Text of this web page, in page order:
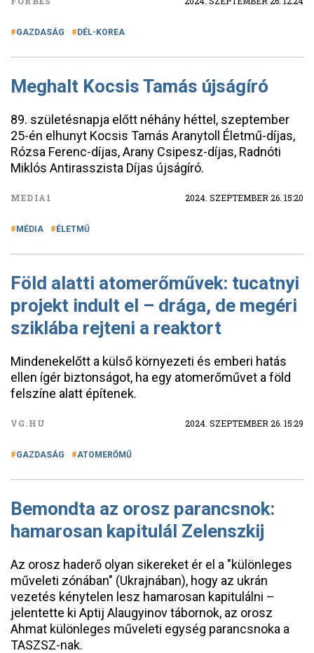
GAZDASÁG DÉL-KOREA
Meghalt Kocsis Tamás újságíró
89. születésnapja előtt néhány héttel, szeptember
25-én elhunyt Kocsis Tamás Aranytoll Életmű-díjas,
Rózsa Ferenc-díjas, Arany Csipesz-díjas, Radnóti
Miklós Antirasszista Díjas újságíró.
MEDIA1 2024. SZEPTEMBER 26. 15:20
MÉDIA ÉLETMŰ
Föld alatti atomerőművek: tucatnyi
projekt indult el – drága, de megéri
sziklába rejteni a reaktort
Mindenekelőtt a külső környezeti és emberi hatás
ellen ígér biztonságot, ha egy atomerőművet a föld
felszíne alatt építenek.
VG.HU 2024. SZEPTEMBER 26. 15:29
GAZDASÁG ATOMERŐMŰ
Bemondta az orosz parancsnok:
hamarosan kapitulál Zelenszkij
Az orosz haderő olyan sikereket ér el a "különleges
műveleti zónában" (Ukrajnában), hogy az ukrán
vezetés kénytelen lesz hamarosan kapitulálni –
jelentette ki Aptij Alaugyinov tábornok, az orosz
Ahmat különleges műveleti egység parancsnoka a
TASZSZ-nak.